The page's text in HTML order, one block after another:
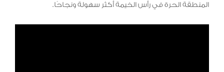
المنطقة الحرة في رأس الخيمة أكثر سهولة ونجاحًا.